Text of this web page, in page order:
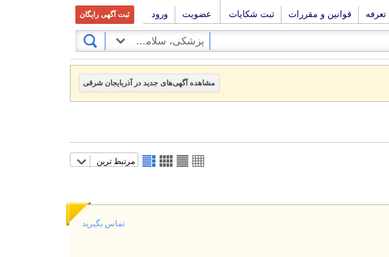
تعرفه قوانین و مقررات ثبت شکایات عضویت ورود ثبت آگهی رایگان
پزشکی، سلامت و زیبایی
مشاهده آگهی‌های جدید در آذربایجان شرقی
مرتبط ترین
تماس بگیرید